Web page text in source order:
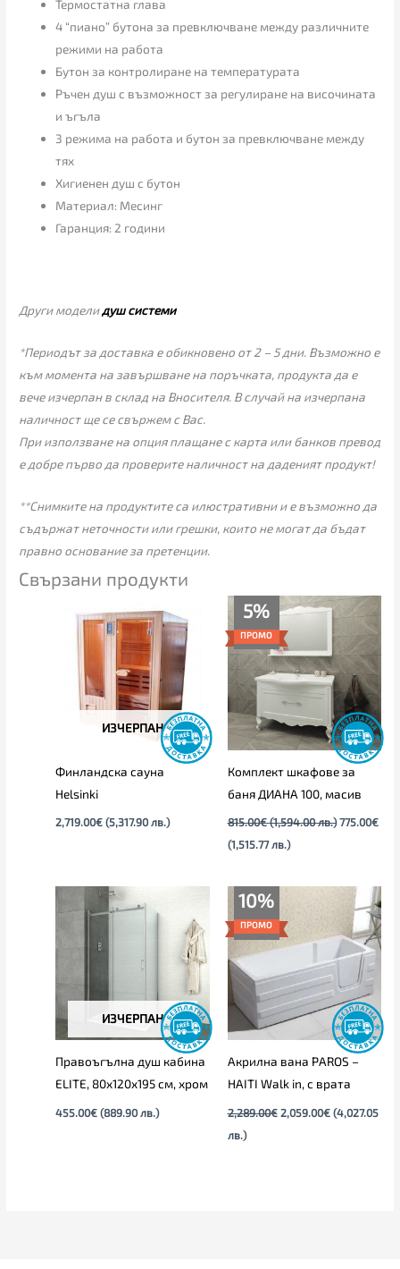
Термостатна глава
4 “пиано” бутона за превключване между различните
режими на работа
Бутон за контролиране на температурата
Ръчен душ с възможност за регулиране на височината
и ъгъла
3 режима на работа и бутон за превключване между
тях
Хигиенен душ с бутон
Материал: Месинг
Гаранция: 2 години
Други моделидуш системи
*Периодът за доставка е обикновено от 2 – 5 дни. Възможно е
към момента на завършване на поръчката, продукта да е
вече изчерпан в склад на Вносителя. В случай на изчерпана
наличност ще се свържем с Вас.
При използване на опция плащане с карта или банков превод
е добре първо да проверите наличност на даденият продукт!
**Снимките на продуктите са илюстративни и е възможно да
съдържат неточности или грешки, които не могат да бъдат
правно основание за претенции.
Свързани продукти
ИЗЧЕРПАН
Финландска сауна
Helsinki
2,719.00€ (5,317.90 лв.)
5%
ПРОМО
Комплект шкафове за
баня ДИАНА 100, масив
815.00€ (1,594.00 лв.)
Original
price
815.00€
(1,594.00
лв.).
775.00€
(1,515.77 лв.)
Текущата
цена
(1,515.77
лв.).
ИЗЧЕРПАН
Правоъгълна душ кабина
ELITE, 80х120х195 см, хром
455.00€ (889.90 лв.)
10%
ПРОМО
Акрилна вана PAROS –
HAITI Walk in, с врата
2,289.00€
was:
2,289.00€.
2,059.00€
Текущата
2,059.00€.
(4,027.05
лв.)